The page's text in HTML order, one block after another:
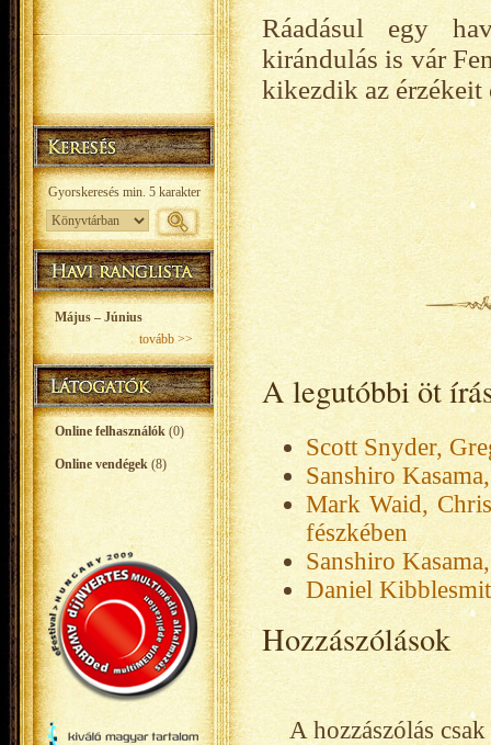
Május – Június
tovább >>
Online felhasználók (0)
Online vendégek (8)
Ráadásul egy
kirándulás is vár
kikezdik az érzékeit
A legutóbbi öt
Scott Snyder,
Sanshiro
Mark Waid,
fészkében
Sanshiro
Daniel
Hozzászólások
A hozzászólás